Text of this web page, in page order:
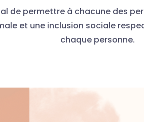
de permettre à chacune des
et une inclusion sociale
chaque personne.